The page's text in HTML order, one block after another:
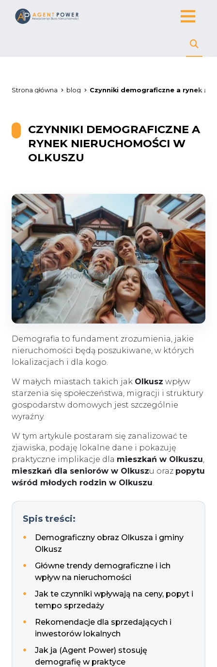
Strona główna blog Czynniki demograficzne a rynek
CZYNNIKI DEMOGRAFICZNE A
RYNEK NIERUCHOMOŚCI W
OLKUSZU
Demografia to fundament zrozumienia, jakie
nieruchomości będą poszukiwane, w których
lokalizacjach i dla kogo.
W małych miastach takich jak Olkusz wpływ
starzenia się społeczeństwa, migracji i struktury
gospodarstw domowych jest szczególnie
wyraźny.
W tym artykule postaram się zanalizować te
zjawiska, podaję lokalne dane i pokazuję
praktyczne implikacje dla mieszkań w Olkuszu
mieszkań dla seniorów w Olkuszu oraz popytu
wśród młodych rodzin w Olkuszu
Spis treści:
Demograficzny obraz Olkusza i gminy
Olkusz
Główne trendy demograficzne i ich
wpływ na nieruchomości
Jak te czynniki wpływają na ceny, popyt i
tempo sprzedaży
Rekomendacje dla sprzedających i
inwestorów lokalnych
Jak ja (Agent Power) stosuję
demografię w praktyce